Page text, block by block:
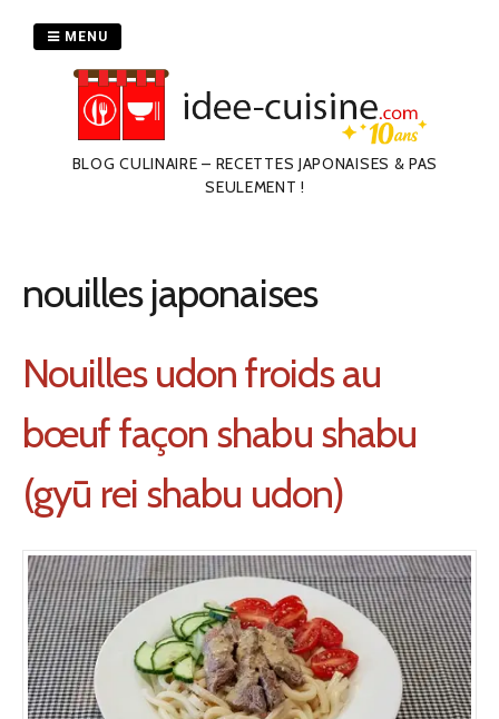
BLOG CULINAIRE – RECETTES JAPONAISES & PAS
SEULEMENT !
MENU
nouilles japonaises
Nouilles udon froids au
bœuf façon shabu shabu
(gyū rei shabu udon)